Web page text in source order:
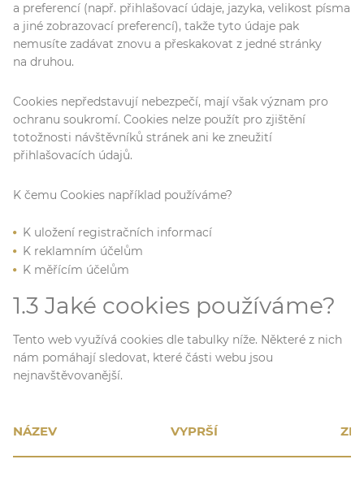
a preferencí (např. přihlašovací údaje, jazyka, velikost písma
a jiné zobrazovací preferencí), takže tyto údaje pak
nemusíte zadávat znovu a přeskakovat z jedné stránky
na druhou.
Cookies nepředstavují nebezpečí, mají však význam pro
ochranu soukromí. Cookies nelze použít pro zjištění
totožnosti návštěvníků stránek ani ke zneužití
přihlašovacích údajů.
K čemu Cookies například používáme?
K uložení registračních informací
K reklamním účelům
K měřícím účelům
1.3 Jaké cookies používáme?
Tento web využívá cookies dle tabulky níže. Některé z nich
nám pomáhají sledovat, které části webu jsou
nejnavštěvovanější.
NÁZEV VYPRŠÍ